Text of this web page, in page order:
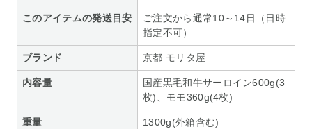
このアイテムの発送目安
ご注文から通常10～14日（日時
指定不可）
ブランド 京都 モリタ屋
内容量
国産黒毛和牛サーロイン600g(3
枚)、モモ360g(4枚)
重量 1300g(外箱含む)